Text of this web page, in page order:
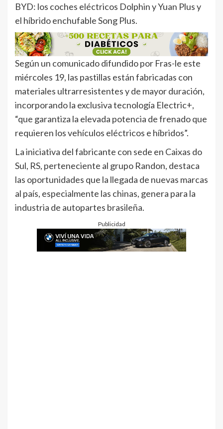
BYD: los coches eléctricos Dolphin y Yuan Plus y
el híbrido enchufable Song Plus.
Según un comunicado difundido por Fras-le este
miércoles 19, las pastillas están fabricadas con
materiales ultrarresistentes y de mayor duración,
incorporando la exclusiva tecnología Electric+,
“que garantiza la elevada potencia de frenado que
requieren los vehículos eléctricos e híbridos”.
La iniciativa del fabricante con sede en Caixas do
Sul, RS, perteneciente al grupo Randon, destaca
las oportunidades que la llegada de nuevas marcas
al país, especialmente las chinas, genera para la
industria de autopartes brasileña.
Publicidad